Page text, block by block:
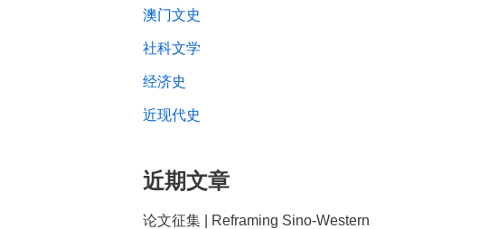
澳门文史
社科文学
经济史
近现代史
近期文章
论文征集 | Reframing Sino-Western